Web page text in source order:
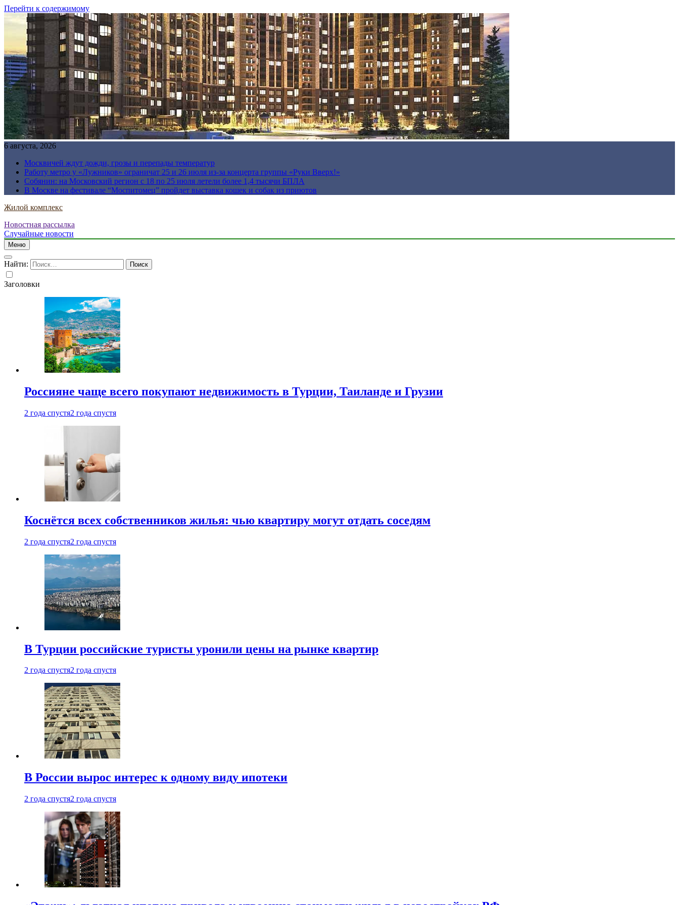
Перейти к содержимому
6 августа, 2026
Москвичей ждут дожди, грозы и перепады температур
Работу метро у «Лужников» ограничат 25 и 26 июля из-за концерта группы «Руки Вверх!»
Собянин: на Московский регион с 18 по 25 июля летели более 1,4 тысячи БПЛА
В Москве на фестивале “Моспитомец” пройдет выставка кошек и собак из приютов
Жилой комплекс
Новостная рассылка
Случайные новости
Меню
Найти:
Заголовки
Россияне чаще всего покупают недвижимость в Турции, Таиланде и Грузии
2 года спустя2 года спустя
Коснётся всех собственников жилья: чью квартиру могут отдать соседям
2 года спустя2 года спустя
В Турции российские туристы уронили цены на рынке квартир
2 года спустя2 года спустя
В России вырос интерес к одному виду ипотеки
2 года спустя2 года спустя